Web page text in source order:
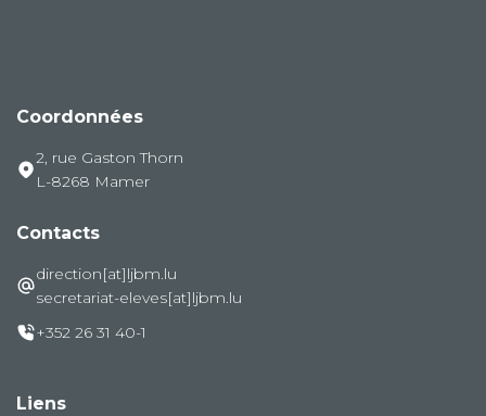
Coordonnées
2, rue Gaston Thorn
L-8268 Mamer
Contacts
direction[at]ljbm.lu
secretariat-eleves[at]ljbm.lu
+352 26 31 40-1
Liens